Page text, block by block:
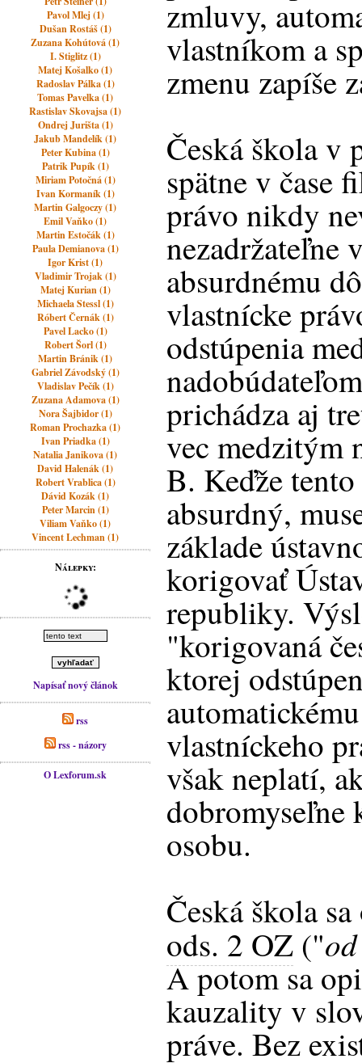
Pavol Mlej (1)
Dušan Rostáš (1)
Zuzana Kohútová (1)
I. Stiglitz (1)
Matej Košalko (1)
Radoslav Pálka (1)
Tomas Pavelka (1)
Rastislav Skovajsa (1)
Ondrej Jurišta (1)
Jakub Mandelík (1)
Peter Kubina (1)
Patrik Pupík (1)
Miriam Potočná (1)
Ivan Kormaník (1)
Martin Galgoczy (1)
Emil Vaňko (1)
Martin Estočák (1)
Paula Demianova (1)
Igor Krist (1)
Vladimir Trojak (1)
Matej Kurian (1)
Michaela Stessl (1)
Róbert Černák (1)
Pavel Lacko (1)
Robert Šorl (1)
Martin Bránik (1)
Gabriel Závodský (1)
Vladislav Pečík (1)
Zuzana Adamova (1)
Nora Šajbidor (1)
Roman Prochazka (1)
Ivan Priadka (1)
Natalia Janikova (1)
David Halenák (1)
Robert Vrablica (1)
Dávid Kozák (1)
Peter Marcin (1)
Viliam Vaňko (1)
Vincent Lechman (1)
Nálepky:
Napísať nový článok
rss
rss - názory
O Lexforum.sk
zmluvy,
vlastníkom a
zmenu zapíše
Česká škola v
spätne v čase
právo nikdy
nezadržateľne
absurdnému
vlastnícke
odstúpenia
prichádza aj
vec medzitým
B. Keďže
absurdný,
základe
korigovať
republiky.
"korigovaná
ktorej
vlastníckeho
však neplatí,
dobromyseľne
osobu.
Česká škola
ods. 2 OZ ("
A potom sa
kauzality v
práve. Bez